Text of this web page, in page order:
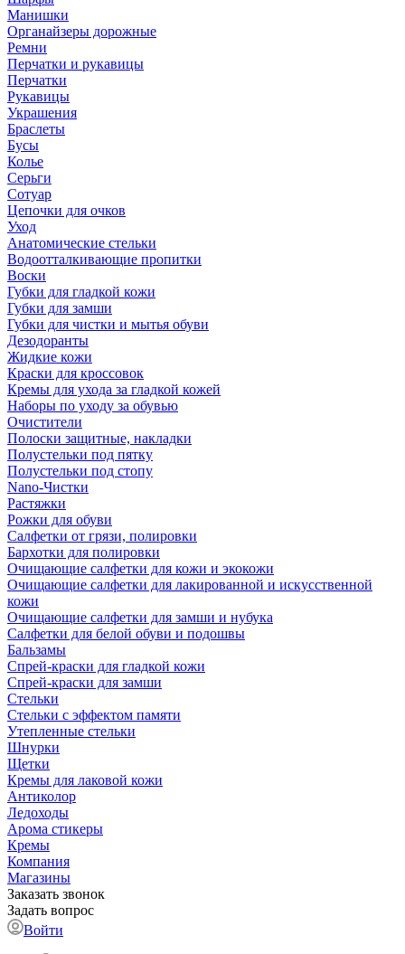
Манишки
Органайзеры дорожные
Ремни
Перчатки и рукавицы
Перчатки
Рукавицы
Украшения
Браслеты
Бусы
Колье
Серьги
Сотуар
Цепочки для очков
Уход
Анатомические стельки
Водоотталкивающие пропитки
Воски
Губки для гладкой кожи
Губки для замши
Губки для чистки и мытья обуви
Дезодоранты
Жидкие кожи
Краски для кроссовок
Кремы для ухода за гладкой кожей
Наборы по уходу за обувью
Очистители
Полоски защитные, накладки
Полустельки под пятку
Полустельки под стопу
Nano-Чистки
Растяжки
Рожки для обуви
Салфетки от грязи, полировки
Бархотки для полировки
Очищающие салфетки для кожи и экокожи
Очищающие салфетки для лакированной и искусственной
кожи
Очищающие салфетки для замши и нубука
Салфетки для белой обуви и подошвы
Бальзамы
Спрей-краски для гладкой кожи
Спрей-краски для замши
Стельки
Стельки с эффектом памяти
Утепленные стельки
Шнурки
Щетки
Кремы для лаковой кожи
Антиколор
Ледоходы
Арома стикеры
Кремы
Компания
Магазины
Заказать звонок
Задать вопрос
Войти